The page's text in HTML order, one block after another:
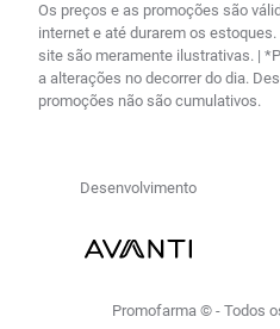
Os preços e as promoções são
internet e até durarem os
site são meramente ilustrativas. |
a alterações no decorrer do dia.
promoções não são cumulativos.
Desenvolvimento
Promofarma © - Todos